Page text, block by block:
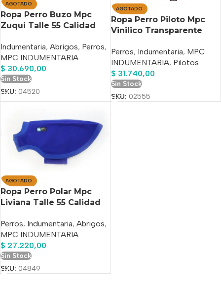
AGOTADO
Ropa Perro Buzo Mpc
Zuqui Talle 55 Calidad
Indumentaria, Abrigos, Perros,
MPC INDUMENTARIA
$ 30.690,00
Sin Stock
SKU: 04520
AGOTADO
Ropa Perro Piloto Mpc
Vinilico Transparente
Perros, Indumentaria, MPC
INDUMENTARIA, Pilotos
$ 31.740,00
Sin Stock
SKU: 02555
AGOTADO
Ropa Perro Polar Mpc
Liviana Talle 55 Calidad
Perros, Indumentaria, Abrigos,
MPC INDUMENTARIA
$ 27.220,00
Sin Stock
SKU: 04849